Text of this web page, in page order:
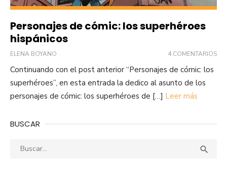
Personajes de cómic: los superhéroes
hispánicos
ELENA BOYANO 4 COMENTARIOS
Continuando con el post anterior “Personajes de cómic: los
superhéroes”, en esta entrada la dedico al asunto de los
personajes de cómic: los superhéroes de […] Leer más
BUSCAR
Buscar: 